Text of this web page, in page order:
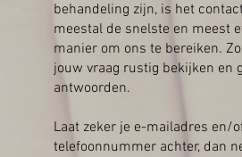
behandeling zijn, is het
meestal de snelste en meest
manier om ons te bereiken.
jouw vraag rustig bekijken en
antwoorden.
Laat zeker je e-mailadres en/
telefoonnummer achter, dan